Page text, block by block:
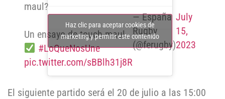
maul?
Un ensayo de touch-maul.
#LoQueNosUne
pic.twitter.com/sBBlh31j8R
— España
Rugby
(@ferugby)
July
15,
2023
Haz clic para aceptar cookies de
marketing y permitir este contenido
El siguiente partido será el 20 de julio a las 15:00